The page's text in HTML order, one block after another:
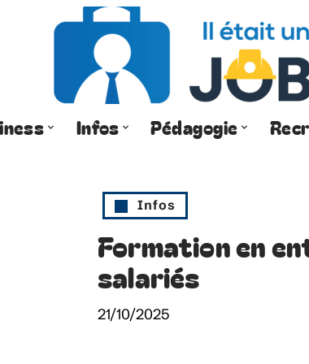
Infos Pédagogie
Infos
Formation en
salariés
21/10/2025